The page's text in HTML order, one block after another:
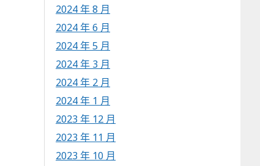
2024 年 8 月
2024 年 6 月
2024 年 5 月
2024 年 3 月
2024 年 2 月
2024 年 1 月
2023 年 12 月
2023 年 11 月
2023 年 10 月